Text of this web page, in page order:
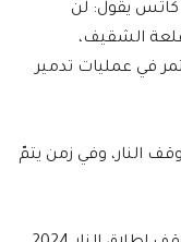
كاتس يقول: لن
الشقيف،
في عمليات تدمير
النار، وفي زمن يتمّ